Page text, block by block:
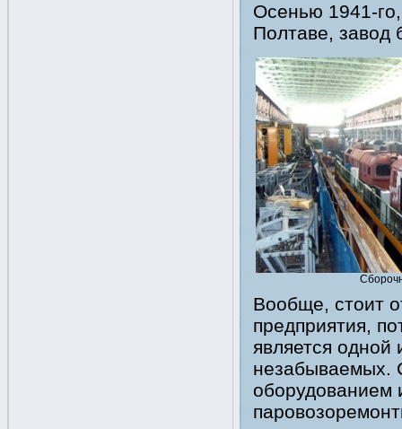
Осенью 1941-
Полтаве, завод
Вообще, стоит
предприятия,
является
незабываемых.
оборудованием